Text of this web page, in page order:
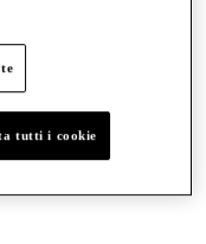
tutti i cookie